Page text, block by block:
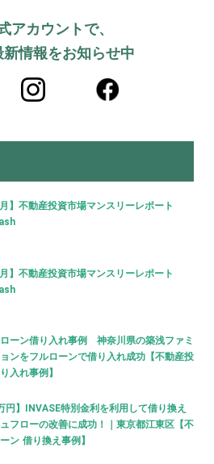
アカウントで、
新情報をお知らせ中
月】不動産投資市場マンスリーレポート
月】不動産投資市場マンスリーレポート
ーン借り入れ事例 神奈川県の築浅ファミ
ンをフルローンで借り入れ成功【不動産投
入れ事例】
円】INVASE特別金利を利用して借り換え
フローの改善に成功！｜東京都江東区【不
ン 借り換え事例】